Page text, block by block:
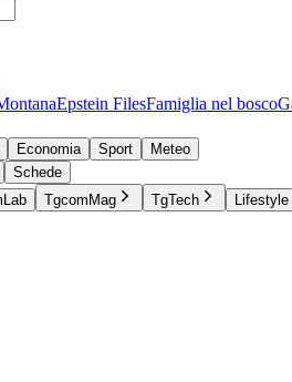
Epstein FilesFamiglia nel bosco
Economia Sport
Meteo
Schede
TgcomMag TgTech Lifestyle